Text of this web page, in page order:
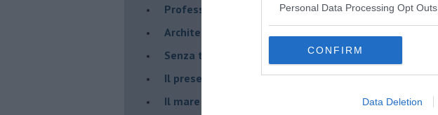
Personal Data Processing Opt Outs
CONFIRM
Data Deletion
Professione: reporter
Architettura che abbaglia
​Senza tasche, un po’ come me
​Il presepe di San Martino
​Il mare d’autunno